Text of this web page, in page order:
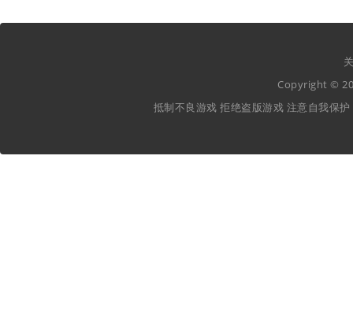
Copyright ©
抵制不良游戏 拒绝盗版游戏 注意自我保